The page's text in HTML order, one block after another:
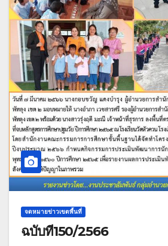
จดหมายข่าวเขตพื้นที่
ฉบับที่150/2566